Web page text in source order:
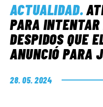
ACTUALIDAD.
PARA
DESPIDOS QUE
ANUNCIÓ PARA
28. 05. 2024